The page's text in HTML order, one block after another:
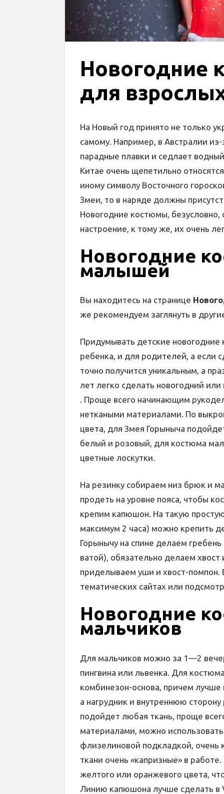
Новогодние
для
На Новый год принято не только
самому. Например, в Австралии
парадные плавки и седлает
Китае очень щепетильно
иному символу Восточного
Змеи, то в наряде должны
Новогодние костюмы,
настроение, к тому же, их очень
Новогодние
малышей
Вы находитесь на странице
же рекомендуем заглянуть в
Придумывать детские
ребенка, и для родителей, а если
точно получится уникальным, а
лет легко сделать новогодний
. Проще всего начинающим
неткаными материалами. По
цвета, для Змея Горыныча
белый и розовый, для костюма
цветные лоскутки.
На резинку собираем низ брюк и
продеть на уровне пояса, чтобы
крепим капюшон. На такую
максимум 2 часа) можно крепить
Горынычу на спине делаем
ватой), обязательно делаем
приделываем уши и хвост-помпон.
тематических сайтах или
Новогодние
мальчиков
Для мальчиков можно за 1—2
пингвина или львенка. Для
комбинезон-основа, причем
а нагрудник и внутреннюю
подойдет любая ткань, проще
материалами, можно
флизелиновой подкладкой, очень
ткани очень «капризные» в
желтого или оранжевого цвета,
Линию капюшона лучше сделать в